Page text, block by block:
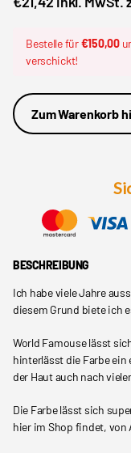
Bestelle für€150,00
verschickt!
Zum Warenkorb
BESCHREIBUNG
Ich habe viele Jahre
diesem Grund biete ich
World Famouse lässt
hinterlässt die Farbe
der Haut auch nach
Die Farbe lässt sich
hier im Shop findet, von